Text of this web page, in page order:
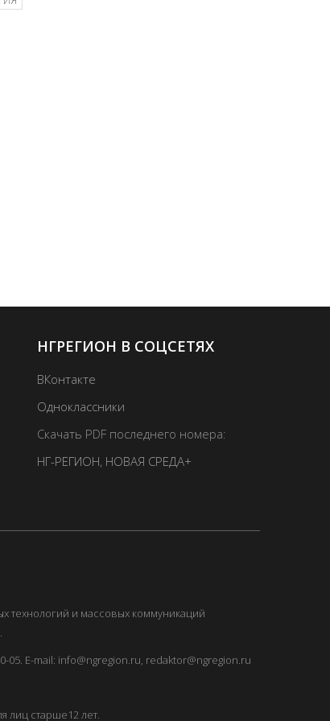
НГРЕГИОН В СОЦСЕТЯХ
ВКонтакте
Одноклассники
Скачать PDF последнего номера:
НГ-РЕГИОН, НОВАЯ СРЕДА+
технологий и массовых коммуникаций
05. E-mail: info@ngregion.ru, redaktor@ngregion.ru
лиц старше12 лет.